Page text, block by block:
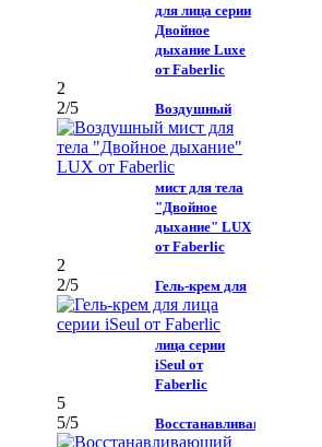
для лица серии
Двойное
дыхание Luxe
от Faberlic
2
2/5 Воздушный
мист для тела
"Двойное
дыхание" LUX
от Faberlic
2
2/5 Гель-крем для
лица серии
iSeul от
Faberlic
5
5/5 Восстанавливающий